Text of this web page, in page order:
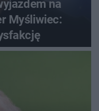
na
Myśliwiec: